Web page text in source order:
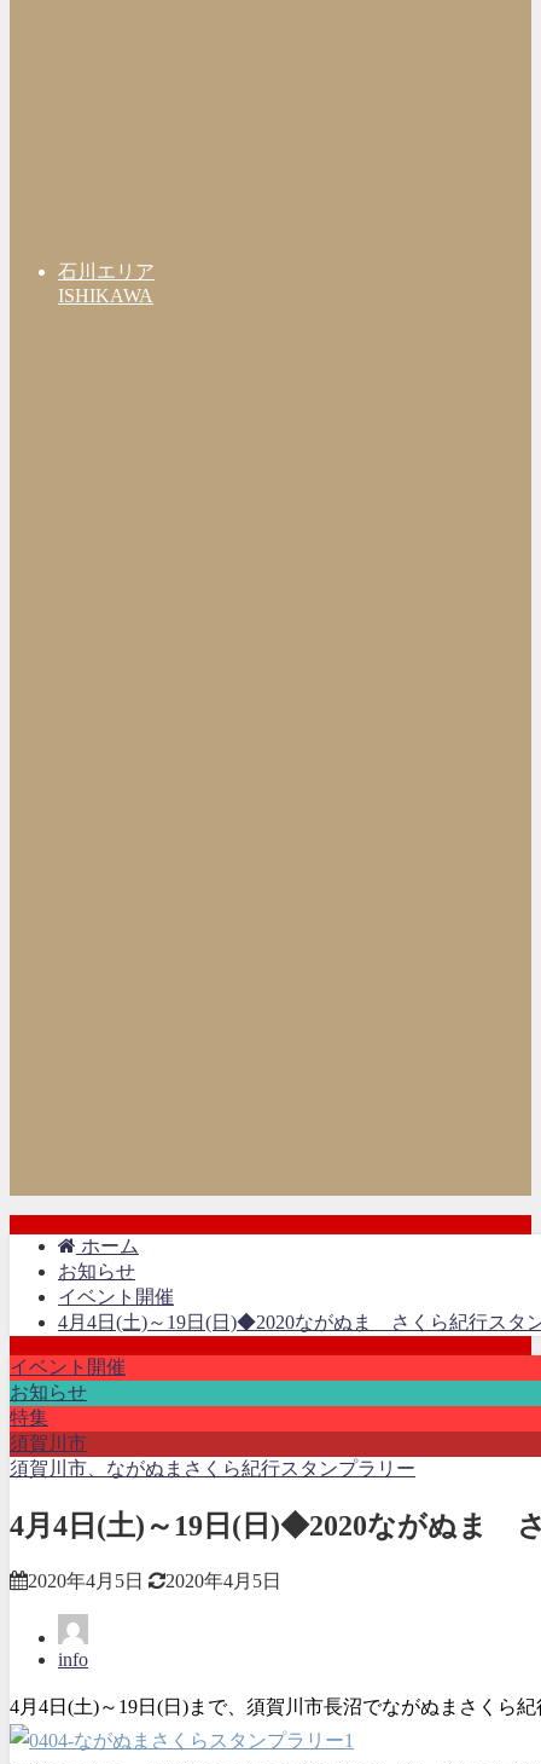
石川エリア
ISHIKAWA
ホーム
お知らせ
イベント開催
4月4日(土)～19日(日)◆2020ながぬま さくら紀行スタ
イベント開催
お知らせ
特集
須賀川市
須賀川市、ながぬまさくら紀行スタンプラリー
4月4日(土)～19日(日)◆2020ながぬま
2020年4月5日 2020年4月5日
info
4月4日(土)～19日(日)まで、須賀川市長沼でながぬまさくら